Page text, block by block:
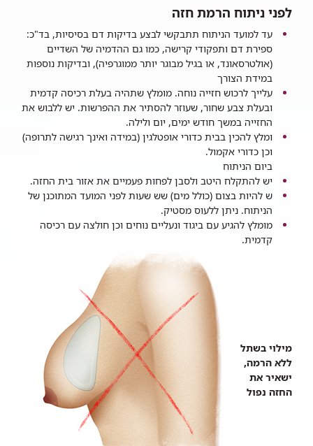
לפני ניתוח הרמת חזה
עד למועד הניתוח תתבקשי לבצע בדיקות דם בסיסיות, בד"כ:
ספירת דם ותפקודי קרישה, כמו גם ההדמיה של השדיים
(אולטרסאונד, או בגיל מבוגר יותר ממוגרפיה), ובדיקות נוספות
במידת הצורך​
עלייך לרכוש חזייה נוחה. מומלץ שתהיה בעלת רכיסה קדמית
ובעלת צבע שחור, שעוזר להסתיר את ההפרשות. יש ללבוש את
החזייה במשך חודש ימים, יום ולילה.
ומלץ להכין בבית כדורי אופטלגין (במידה ואינך רגישה לתרופה)
וכן כדורי אקמול.
ביום הניתוח
יש להתקלח היטב ולסבן לפחות פעמיים את אזור בית החזה.
ש להיות בצום (כולל מים) שש שעות לפני המועד המתוכנן של
הניתוח. ניתן ללעוס מסטיק.
מומלץ להגיע עם ביגוד ונעליים נוחים וכן חולצה עם רכיסה
קדמית.
מילוי בשתל
ללא הרמה,
ישאיר את
החזה נפול​​